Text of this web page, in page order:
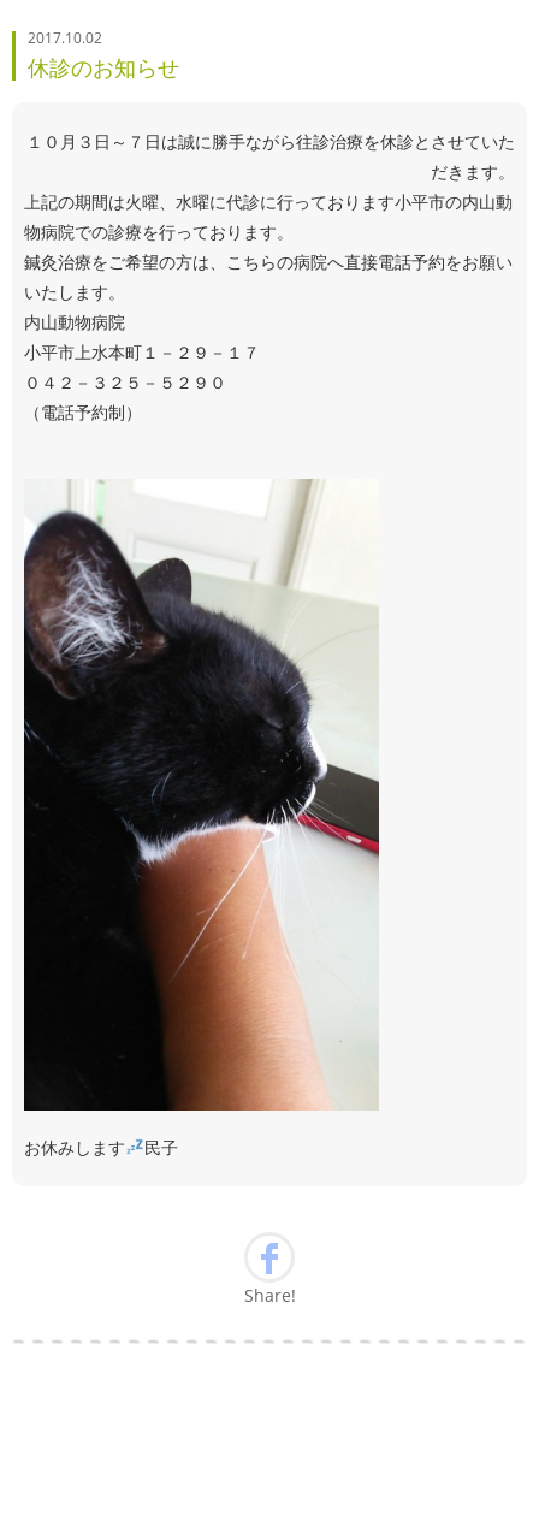
2017.10.02
休診のお知らせ
１０月３日～７日は誠に勝手ながら往診治療を休診とさせていた
だきます。
上記の期間は火曜、水曜に代診に行っております小平市の内山動
物病院での診療を行っております。
鍼灸治療をご希望の方は、こちらの病院へ直接電話予約をお願い
いたします。
内山動物病院
小平市上水本町１－２９－１７
０４２－３２５－５２９０
（電話予約制）
お休みします 民子
Share!